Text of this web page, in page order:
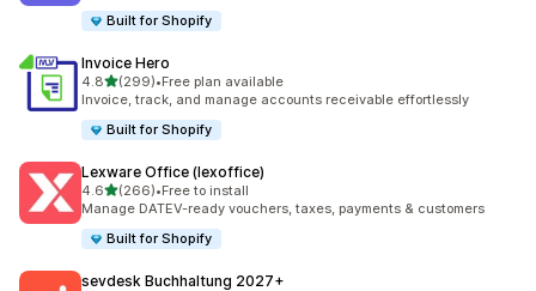
Built for Shopify
Invoice Hero
4.85つ星中
(299)
合計レビュー数：299件
•Free plan available
Invoice, track, and manage accounts receivable effortlessly
Built for Shopify
Lexware Office (lexoffice)
4.65つ星中
(266)
合計レビュー数：266件
•Free to install
Manage DATEV-ready vouchers, taxes, payments & customers
Built for Shopify
sevdesk Buchhaltung 2027+